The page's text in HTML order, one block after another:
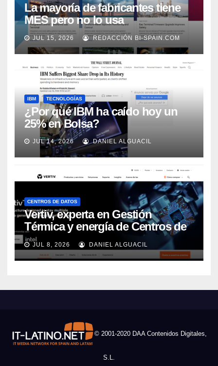
La mayoría de fabricantes tiene
MES pero no lo usa
adecuadamente, según Rockwell
Automation
JUL 15, 2026 REDACCIÓN BI-SPAIN.COM
IBM TECNOLOGÍAS
¿Por qué IBM ha caído hoy un
25% en Bolsa?
JUL 14, 2026 DANIEL ALGUACIL
CENTROS DE DATOS
Vertiv, experta en Gestión
Térmica y energía de Centros de
Datos, sigue su crecimiento
imparable
JUL 8, 2026 DANIEL ALGUACIL
© 2001-2020 DAA Contenidos Digitales,
S.L.